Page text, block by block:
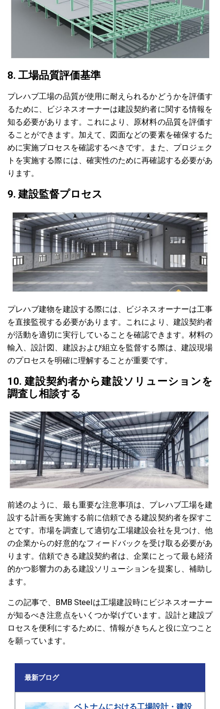
8. 工場品質評価基準
プレハブ工場の品質が使用に耐えられるかどうかを評価す
るために、ビジネスオーナーは建設契約者に関する情報を
知る必要があります。これにより、原材料の品質を評価す
ることができます。加えて、図面などの要素を確保するた
めに実施プロセスを確認するべきです。また、プロジェク
トを実施する際には、確実性のために再確認する必要があ
ります。
9. 建設監督プロセス
プレハブ建物を建設する際には、ビジネスオーナーは工事
を直接監視する必要があります。これにより、建設契約者
が活動を適切に実行していることを確認できます。材料の
輸入、設計図、建設および組立を監督する際は、建設現場
のプロセスを明確に理解することが重要です。
10. 建設契約者から建設ソリューションを
調査し相談する
前述のように、最も重要な注意事項は、プレハブ工場を建
設する計画を実施する前に信頼できる建設契約者を探すこ
とです。市場を調査して適切な工場建設会社を見つけ、他
の企業からの好意的なフィードバックを受け取る必要があ
ります。信頼できる建設契約者は、企業にとって最も経済
的かつ影響力のある建設ソリューションを提案し、補助し
ます。
この記事で、BMB Steelは工場建設時にビジネスオーナー
が知るべき注意点をいくつか挙げています。設計と建設プ
ロセスを便利にするために、情報がきちんと役に立つこと
を願っています。
最新ブログ
ベトナムにおける工場設計・建設